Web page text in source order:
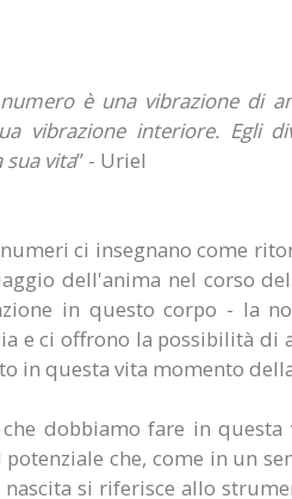
è una vibrazione di
vibrazione interiore. Egli
sua vita” - Uriel
ci insegnano come
dell'anima nel corso
in questo corpo - la
e ci offrono la possibilità di
in questa vita momento
dobbiamo fare in questa
che, come in un
si riferisce allo